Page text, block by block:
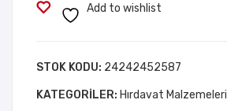
Add to wishlist
STOK KODU: 24242452587
KATEGORILER: Hırdavat Malzemeleri